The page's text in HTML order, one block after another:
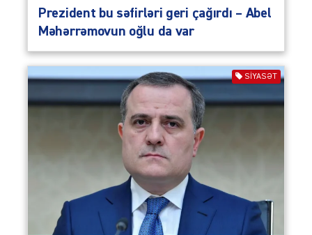
Prezident bu səfirləri geri çağırdı – Abel
Məhərrəmovun oğlu da var
SIYASƏT